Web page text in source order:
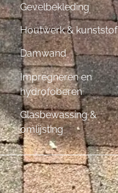
Gevelbekleding
Houtwerk & kunststof
Damwand
Impregneren en
hydrofoberen
Glasbewassing &
omlijsting